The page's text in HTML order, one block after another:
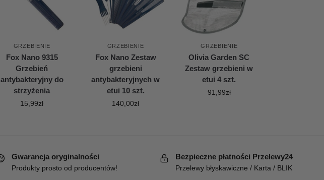
GRZEBIENIE
Fox Nano 9315
Grzebień
antybakteryjny do
strzyżenia
15,99zł
GRZEBIENIE
Fox Nano Zestaw
grzebieni
antybakteryjnych w
etui 10 szt.
140,00zł
GRZEBIENIE
Olivia Garden SC
Zestaw grzebieni w
etui 4 szt.
91,99zł
Gwarancja oryginalności
Produkty prosto od producentów!
Bezpieczne płatności Przelewy24
Przelewy błyskawiczne / Karta / BLIK